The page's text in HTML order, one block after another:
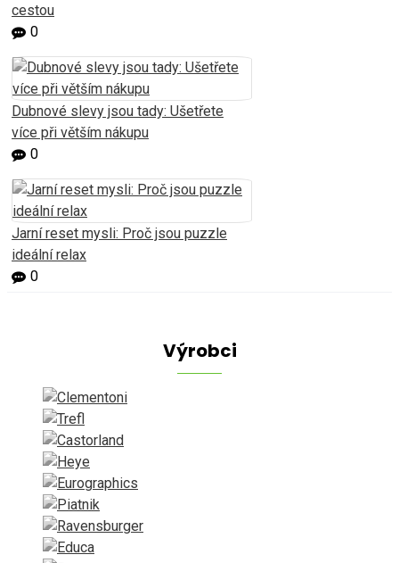
cestou
0
Dubnové slevy jsou tady: Ušetřete
více při větším nákupu
0
Jarní reset mysli: Proč jsou puzzle
ideální relax
0
Výrobci